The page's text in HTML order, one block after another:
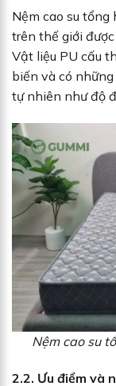
Nệm cao su
trên thế giới
Vật liệu PU cấu
biến và có
tự nhiên như độ
Nệm cao su
2.2. Ưu điểm và